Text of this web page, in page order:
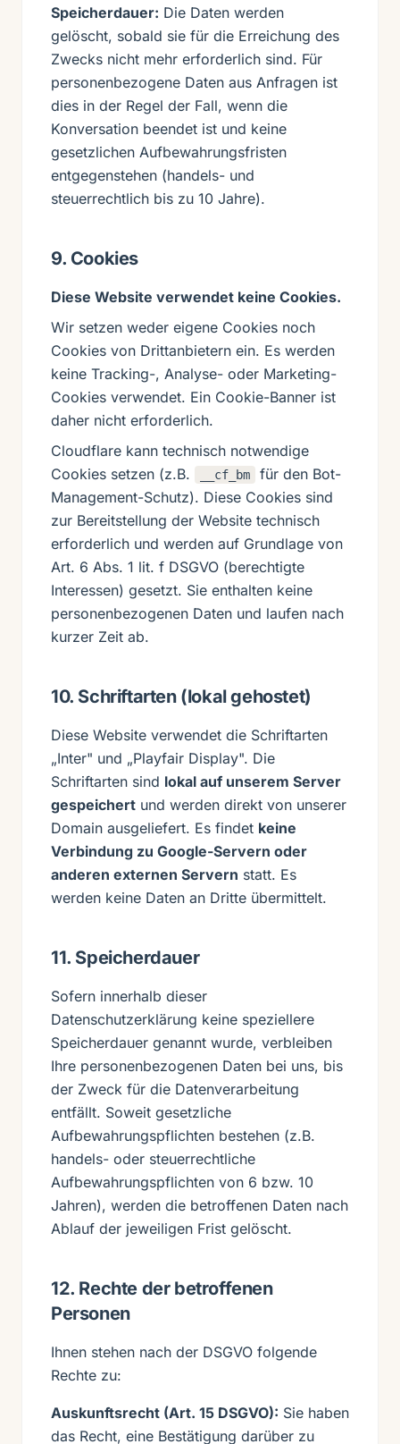
Speicherdauer: Die Daten werden
gelöscht, sobald sie für die Erreichung des
Zwecks nicht mehr erforderlich sind. Für
personenbezogene Daten aus Anfragen ist
dies in der Regel der Fall, wenn die
Konversation beendet ist und keine
gesetzlichen Aufbewahrungsfristen
entgegenstehen (handels- und
steuerrechtlich bis zu 10 Jahre).
9. Cookies
Diese Website verwendet keine Cookies.
Wir setzen weder eigene Cookies noch
Cookies von Drittanbietern ein. Es werden
keine Tracking-, Analyse- oder Marketing-
Cookies verwendet. Ein Cookie-Banner ist
daher nicht erforderlich.
Cloudflare kann technisch notwendige
Cookies setzen (z.B.
__cf_bm
für den Bot-
Management-Schutz). Diese Cookies sind
zur Bereitstellung der Website technisch
erforderlich und werden auf Grundlage von
Art. 6 Abs. 1 lit. f DSGVO (berechtigte
Interessen) gesetzt. Sie enthalten keine
personenbezogenen Daten und laufen nach
kurzer Zeit ab.
10. Schriftarten (lokal gehostet)
Diese Website verwendet die Schriftarten
„Inter" und „Playfair Display". Die
Schriftarten sind lokal auf unserem Server
gespeichert und werden direkt von unserer
Domain ausgeliefert. Es findet keine
Verbindung zu Google-Servern oder
anderen externen Servern statt. Es
werden keine Daten an Dritte übermittelt.
11. Speicherdauer
Sofern innerhalb dieser
Datenschutzerklärung keine speziellere
Speicherdauer genannt wurde, verbleiben
Ihre personenbezogenen Daten bei uns, bis
der Zweck für die Datenverarbeitung
entfällt. Soweit gesetzliche
Aufbewahrungspflichten bestehen (z.B.
handels- oder steuerrechtliche
Aufbewahrungspflichten von 6 bzw. 10
Jahren), werden die betroffenen Daten nach
Ablauf der jeweiligen Frist gelöscht.
12. Rechte der betroffenen
Personen
Ihnen stehen nach der DSGVO folgende
Rechte zu:
Auskunftsrecht (Art. 15 DSGVO): Sie haben
das Recht, eine Bestätigung darüber zu